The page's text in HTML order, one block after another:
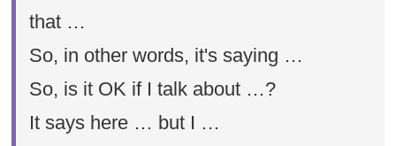
that …
So, in other words, it's saying …
So, is it OK if I talk about …?
It says here … but I …